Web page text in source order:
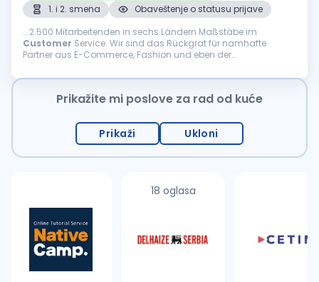
1. i 2. smena
Obaveštenje o statusu prijave
...2.500 Mitarbeitenden in sechs Ländern Maßstäbe im
Customer Service. Wir sind das Rückgrat für namhafte
Partner aus E-Commerce, Fashion und eben der
Innovation und...
Prikažite mi poslove za rad od kuće
Prikaži Ukloni
18 oglasa